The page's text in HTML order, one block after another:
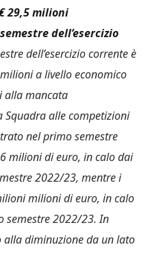
29,5 milioni
dell’esercizio
dell’esercizio corrente è
a livello economico
alla mancata
alle competizioni
nel primo semestre
milioni di euro, in calo dai
2022/23, mentre i
milioni di euro, in calo
semestre 2022/23. In
diminuzione da un lato